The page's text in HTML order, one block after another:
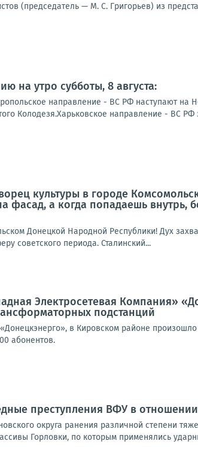
(председатель — М. С. Григорьев) из
на утро субботы, 8 августа:
направление - ВС РФ наступают на
Колодезя.Харьковское направление - ВС РФ
культуры в городе
фасад, а когда попадаешь внутрь,
Донецкой Народной Республики! Дух
советского периода. Сталинский...
Электросетевая Компания»
подстанций
в Кировском районе
абонентов.
преступления ВФУ в
округа ранения различной степени
Горловки, по которым применялись